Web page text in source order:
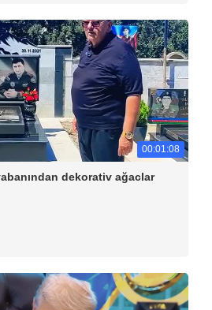
00:01:08
dekorativ ağaclar